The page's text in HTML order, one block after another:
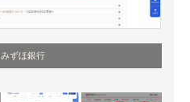
みずほ銀行